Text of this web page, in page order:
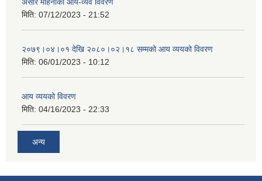
मिति: 07/12/2023 - 21:52
२०७९।०४।०१ देखि २०८०।०२।१८ सम्मको आय व्ययको विवरण
मिति: 06/01/2023 - 10:12
आय व्ययको विवरण
मिति: 04/16/2023 - 22:33
अन्य